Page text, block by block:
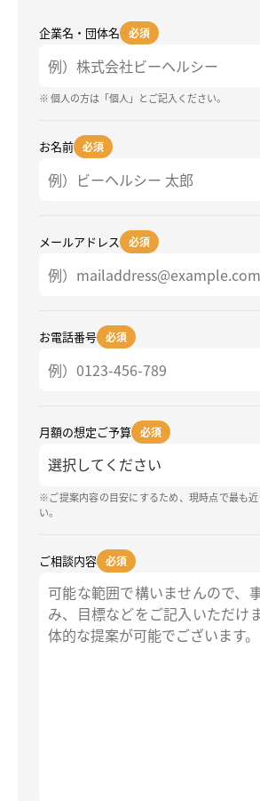
企業名・団体名 必須
※ 個人の方は「個人」とご記入ください。
お名前 必須
メールアドレス 必須
お電話番号 必須
月額の想定ご予算 必須
※ご提案内容の目安にするため、現時点で最も
い。
ご相談内容 必須